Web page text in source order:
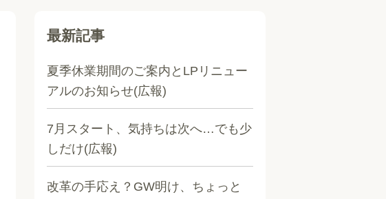
最新記事
夏季休業期間のご案内とLPリニュー
アルのお知らせ(広報)
7月スタート、気持ちは次へ…でも少
しだけ(広報)
改革の手応え？GW明け、ちょっと